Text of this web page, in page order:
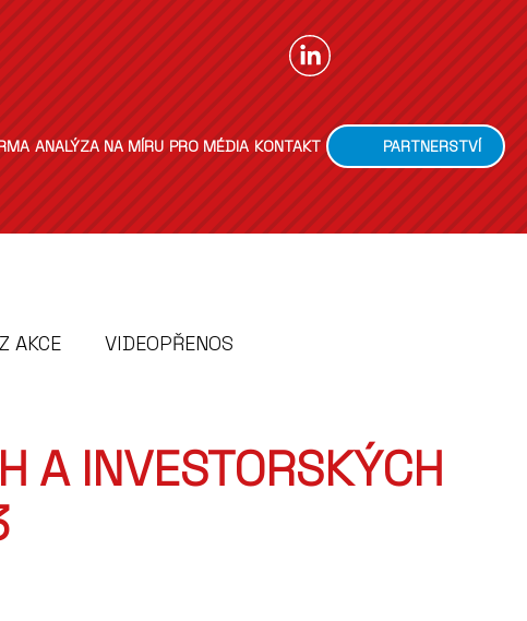
ANALÝZA NA MÍRU PRO MÉDIA KONTAKT PARTNERSTVÍ
AKCE VIDEOPŘENOS
A INVESTORSKÝCH